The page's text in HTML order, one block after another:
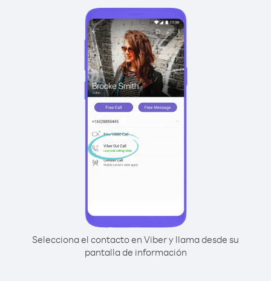
Selecciona el contacto en Viber y llama desde su
pantalla de información